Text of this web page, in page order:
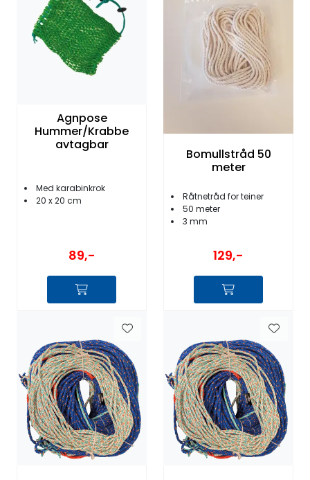
Agnpose
Hummer/Krabbe
avtagbar
Med karabinkrok
20 x 20 cm
89,-
Bomullstråd 50
meter
Råtnetråd for teiner
50 meter
3 mm
129,-